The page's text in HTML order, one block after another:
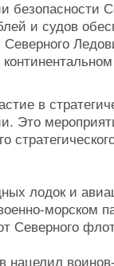
безопасности
и судов
в
Это
лодок и
морском
Северного